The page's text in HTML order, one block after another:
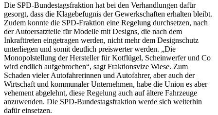
Die SPD-Bundestagsfraktion hat bei den Verhandlungen dafür
gesorgt, dass die Klagebefugnis der Gewerkschaften erhalten bleibt.
Zudem konnte die SPD-Fraktion eine Regelung durchsetzen, nach
der Autoersatzteile für Modelle mit Designs, die nach dem
Inkrafttreten eingetragen werden, nicht mehr dem Designschutz
unterliegen und somit deutlich preiswerter werden. „Die
Monopolstellung der Hersteller für Kotflügel, Scheinwerfer und Co
wird endlich aufgebrochen“, sagt Fraktionsvize Wiese. Zum
Schaden vieler Autofahrerinnen und Autofahrer, aber auch der
Wirtschaft und kommunaler Unternehmen, habe die Union es aber
vehement abgelehnt, diese Regelung auch auf ältere Fahrzeuge
anzuwenden. Die SPD-Bundestagsfraktion werde sich weiterhin
dafür einsetzen.